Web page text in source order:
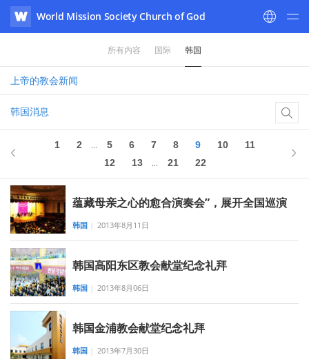
WATV
World Mission Society Church of God
所有内容 国际 韩国
上帝的教会新闻
韩国消息
1 2 ... 5 6 7 8 9 10
11
12
13 ... 21 22
蕴藏母亲之心的愈合演奏会”，展开全国巡演
韩国 2013年8月11日
韩国高阳东区教会献堂纪念礼拜
韩国 2013年8月06日
韩国金浦教会献堂纪念礼拜
韩国 2013年7月30日